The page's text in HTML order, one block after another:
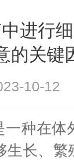
进行
的关键
10-
种在体
生长、